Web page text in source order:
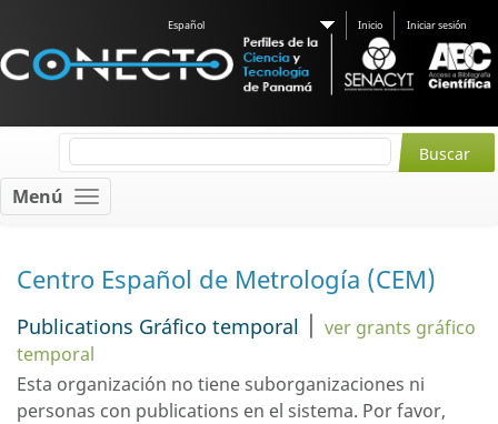
Español Inicio Iniciar sesión
Menú
Centro Español de Metrología (CEM)
Publications Gráfico temporal | ver grants gráfico
temporal
Esta organización no tiene suborganizaciones ni
personas con publications en el sistema. Por favor,